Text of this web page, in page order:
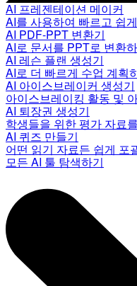
AI 프레젠테이션 메이커
AI를 사용하여 빠르고 쉽
AI PDF-PPT 변환기
AI로 문서를 PPT로 변환
AI 레슨 플랜 생성기
AI로 더 빠르게 수업 계획
AI 아이스브레이커 생성기
아이스브레이킹 활동 및
AI 퇴장권 생성기
학생들을 위한 평가 자료
AI 퀴즈 만들기
어떤 읽기 자료든 쉽게 포
모든 AI 툴 탐색하기